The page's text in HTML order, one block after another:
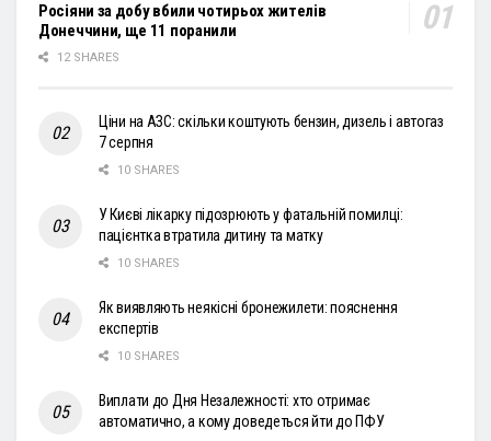
Росіяни за добу вбили чотирьох жителів
Донеччини, ще 11 поранили
12 SHARES
Ціни на АЗС: скільки коштують бензин, дизель і автогаз
7 серпня
10 SHARES
У Києві лікарку підозрюють у фатальній помилці:
пацієнтка втратила дитину та матку
10 SHARES
Як виявляють неякісні бронежилети: пояснення
експертів
10 SHARES
Виплати до Дня Незалежності: хто отримає
автоматично, а кому доведеться йти до ПФУ